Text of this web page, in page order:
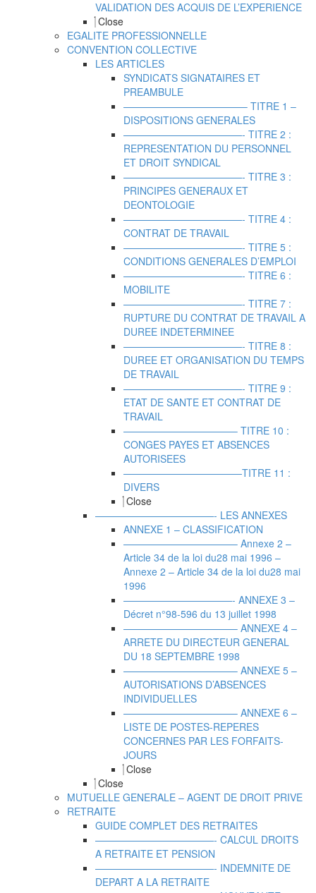
VALIDATION DES ACQUIS DE L’EXPERIENCE
Close
EGALITE PROFESSIONNELLE
CONVENTION COLLECTIVE
LES ARTICLES
SYNDICATS SIGNATAIRES ET
PREAMBULE
————————————– TITRE 1 –
DISPOSITIONS GENERALES
————————————- TITRE 2 :
REPRESENTATION DU PERSONNEL
ET DROIT SYNDICAL
————————————- TITRE 3 :
PRINCIPES GENERAUX ET
DEONTOLOGIE
————————————- TITRE 4 :
CONTRAT DE TRAVAIL
————————————- TITRE 5 :
CONDITIONS GENERALES D’EMPLOI
————————————- TITRE 6 :
MOBILITE
————————————- TITRE 7 :
RUPTURE DU CONTRAT DE TRAVAIL A
DUREE INDETERMINEE
————————————- TITRE 8 :
DUREE ET ORGANISATION DU TEMPS
DE TRAVAIL
————————————- TITRE 9 :
ETAT DE SANTE ET CONTRAT DE
TRAVAIL
———————————– TITRE 10 :
CONGES PAYES ET ABSENCES
AUTORISEES
————————————TITRE 11 :
DIVERS
Close
————————————- LES ANNEXES
ANNEXE 1 – CLASSIFICATION
———————————– Annexe 2 –
Article 34 de la loi du28 mai 1996 –
Annexe 2 – Article 34 de la loi du28 mai
1996
———————————- ANNEXE 3 –
Décret n°98-596 du 13 juillet 1998
———————————– ANNEXE 4 –
ARRETE DU DIRECTEUR GENERAL
DU 18 SEPTEMBRE 1998
———————————– ANNEXE 5 –
AUTORISATIONS D’ABSENCES
INDIVIDUELLES
———————————– ANNEXE 6 –
LISTE DE POSTES-REPERES
CONCERNES PAR LES FORFAITS-
JOURS
Close
Close
MUTUELLE GENERALE – AGENT DE DROIT PRIVE
RETRAITE
GUIDE COMPLET DES RETRAITES
————————————- CALCUL DROITS
A RETRAITE ET PENSION
————————————- INDEMNITE DE
DEPART A LA RETRAITE